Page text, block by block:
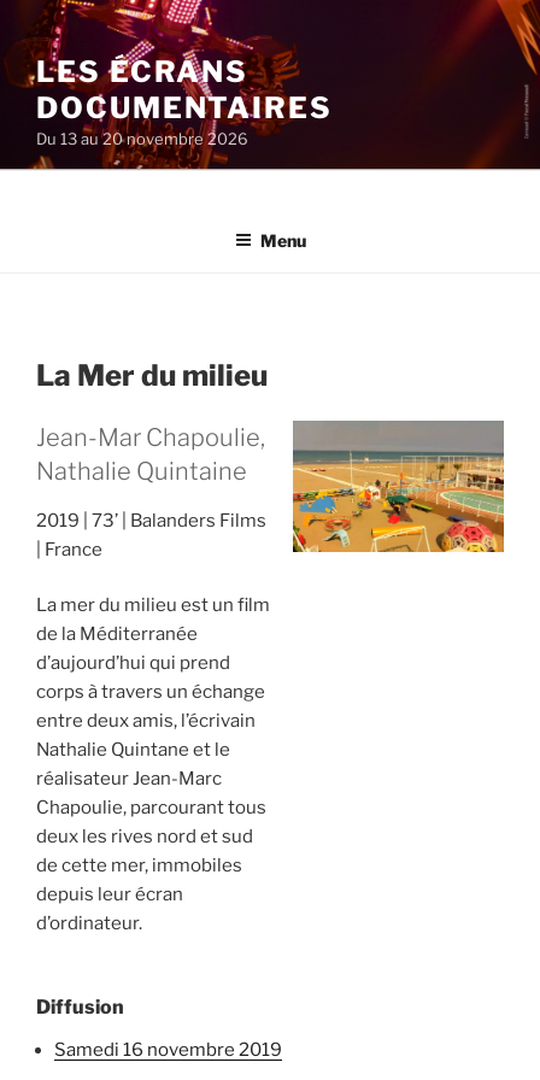
au
contenu
principal
LES ÉCRANS
DOCUMENTAIRES
Du 13 au 20 novembre 2026
Menu
La Mer du milieu
Jean-Mar Chapoulie,
Nathalie Quintaine
2019 73’
Balanders Films
France
La mer du milieu est un film
de la Méditerranée
d’aujourd’hui qui prend
corps à travers un échange
entre deux amis, l’écrivain
Nathalie Quintane et le
réalisateur Jean-Marc
Chapoulie, parcourant tous
deux les rives nord et sud
de cette mer, immobiles
depuis leur écran
d’ordinateur.
Diffusion
samedi 16 novembre 2019